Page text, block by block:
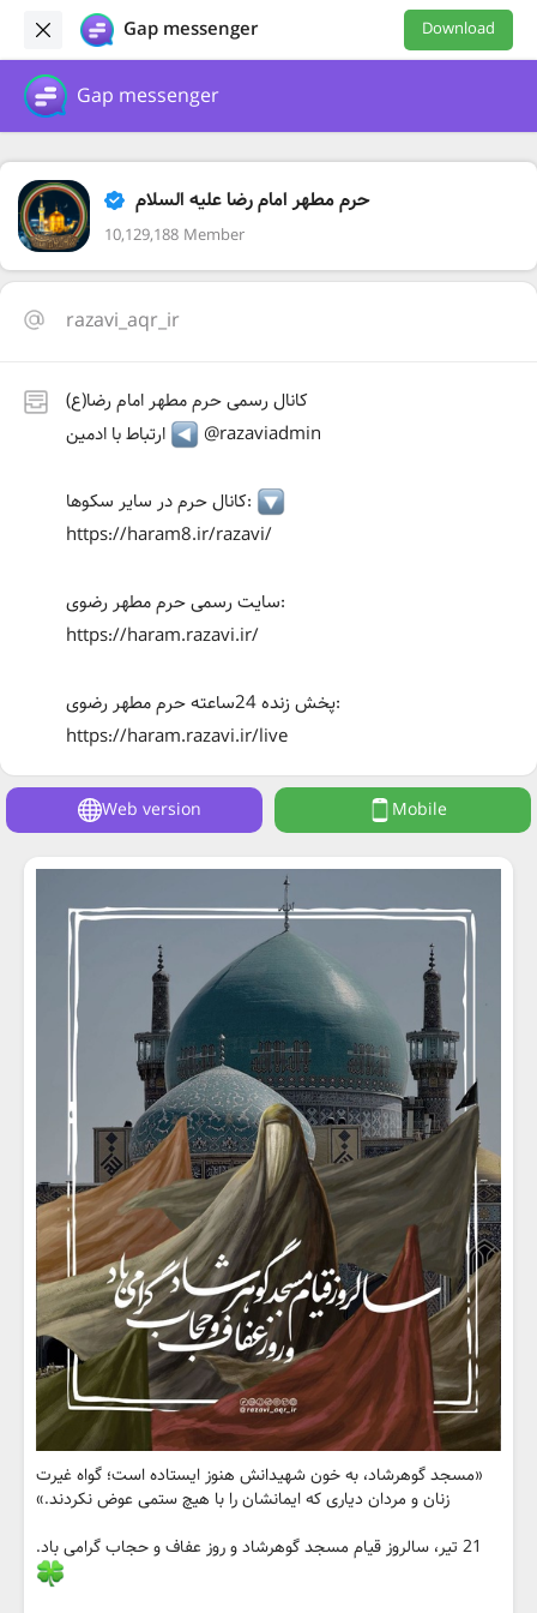
Gap messenger Download
Gap messenger
حرم مطهر امام رضا علیه السلام
10,129,188 Member
razavi_aqr_ir
کانال رسمی حرم مطهر امام رضا(ع)
@razaviadmin
کانال حرم در سایر سکوها:
https://haram8.ir/razavi/
سایت رسمی حرم مطهر رضوی:
https://haram.razavi.ir/
پخش زنده 24ساعته حرم مطهر رضوی:
https://haram.razavi.ir/live
Web version Mobile
«مسجد گوهرشاد، به خون شهیدانش هنوز ایستاده است؛ گواه غیرت
زنان و مردان دیاری که ایمانشان را با هیچ ستمی عوض نکردند.»
21 تیر، سالروز قیام مسجد گوهرشاد و روز عفاف و حجاب گرامی باد.